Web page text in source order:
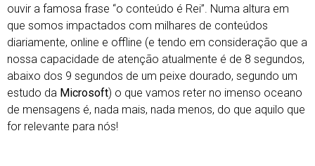
ouvir a famosa frase “o conteúdo é Rei”. Numa altura em
que somos impactados com milhares de conteúdos
diariamente, online e offline (e tendo em consideração que a
nossa capacidade de atenção atualmente é de 8 segundos,
abaixo dos 9 segundos de um peixe dourado, segundo um
estudo da Microsoft) o que vamos reter no imenso oceano
de mensagens é, nada mais, nada menos, do que aquilo que
for relevante para nós!